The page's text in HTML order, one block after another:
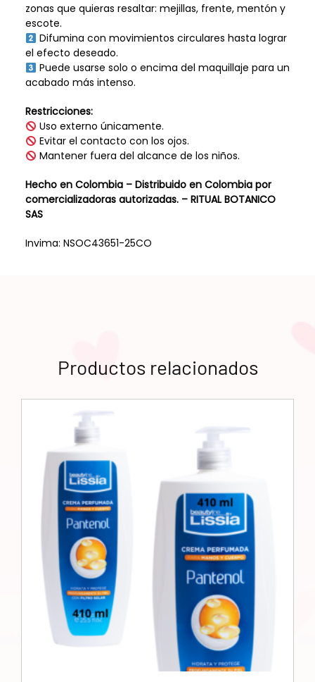
zonas que quieras resaltar: mejillas, frente, mentón y
escote.
Difumina con movimientos circulares hasta lograr
el efecto deseado.
Puede usarse solo o encima del maquillaje para un
acabado más intenso.
Restricciones:
Uso externo únicamente.
Evitar el contacto con los ojos.
Mantener fuera del alcance de los niños.
Hecho en Colombia – Distribuido en Colombia por
comercializadoras autorizadas. – RITUAL BOTANICO
SAS
Invima: NSOC43651-25CO
Productos relacionados